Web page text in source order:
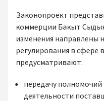
Законопроект
коммерции Бакыт
изменения направлены
регулирования в сфере
предусматривают:
передачу
деятельности